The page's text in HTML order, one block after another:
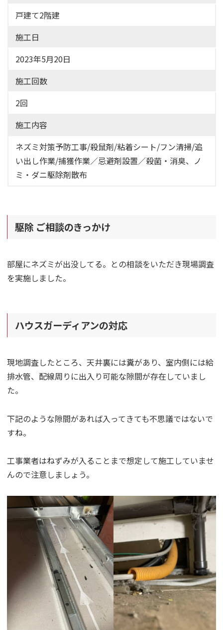
戸建て2階建
施工日
2023年5月20日
施工回数
2回
施工内容
ネズミ対策予防工事/殺鼠剤/粘着シート/フン清掃/追
い出し作業/捕獲作業／忌避剤設置／殺菌・消臭、ノ
ミ・ダニ駆除剤散布
駆除 ご相談のきっかけ
部屋にネズミが出没してる。との相談をいただき現場調査
を実施しました。
ハウスガーディアンの対応
現地調査したところ、天井裏には糞があり、室内側には給
排水管、配線周りに出入り可能な隙間が存在していまし
た。
下記のような隙間があれば入ってきても不思議ではないで
すね。
工事業者はねずみが入ることまで想定して施工していませ
んので注意しましょう。